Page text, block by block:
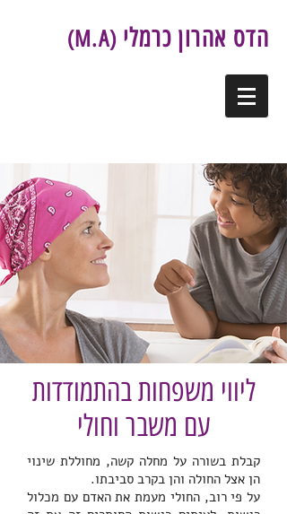
(M.A) הדס אהרון כרמלי
ליווי משפחות בהתמודדות
עם משבר וחולי
קבלת בשורה על מחלה קשה, מחוללת שינוי
הן אצל החולה והן בקרב סביבתו.
על פי רוב, החולי מעמת את האדם עם מכלול